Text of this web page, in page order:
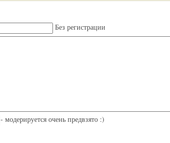
Без регистрации
- модерируется очень предвзято :)